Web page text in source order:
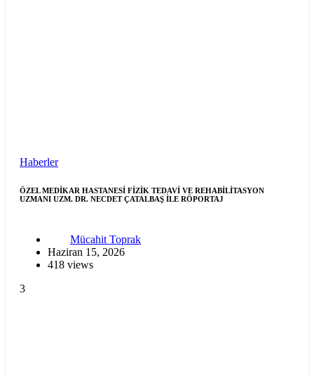
Haberler
ÖZEL MEDİKAR HASTANESİ FİZİK TEDAVİ VE REHABİLİTASYON
UZMANI UZM. DR. NECDET ÇATALBAŞ İLE RÖPORTAJ
Mücahit Toprak
Haziran 15, 2026
418 views
3